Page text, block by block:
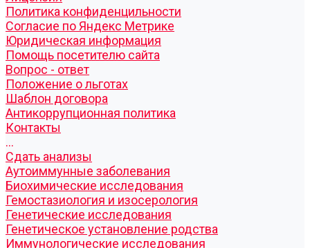
Политика конфиденцильности
Согласие по Яндекс Метрике
Юридическая информация
Помощь посетителю сайта
Вопрос - ответ
Положение о льготах
Шаблон договора
Антикоррупционная политика
Контакты
...
Cдать анализы
Аутоиммунные заболевания
Биохимические исследования
Гемостазиология и изосерология
Генетические исследования
Генетическое установление родства
Иммунологические исследования